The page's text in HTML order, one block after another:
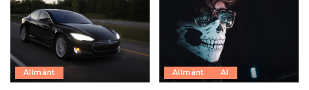
Allmänt Allmänt AI